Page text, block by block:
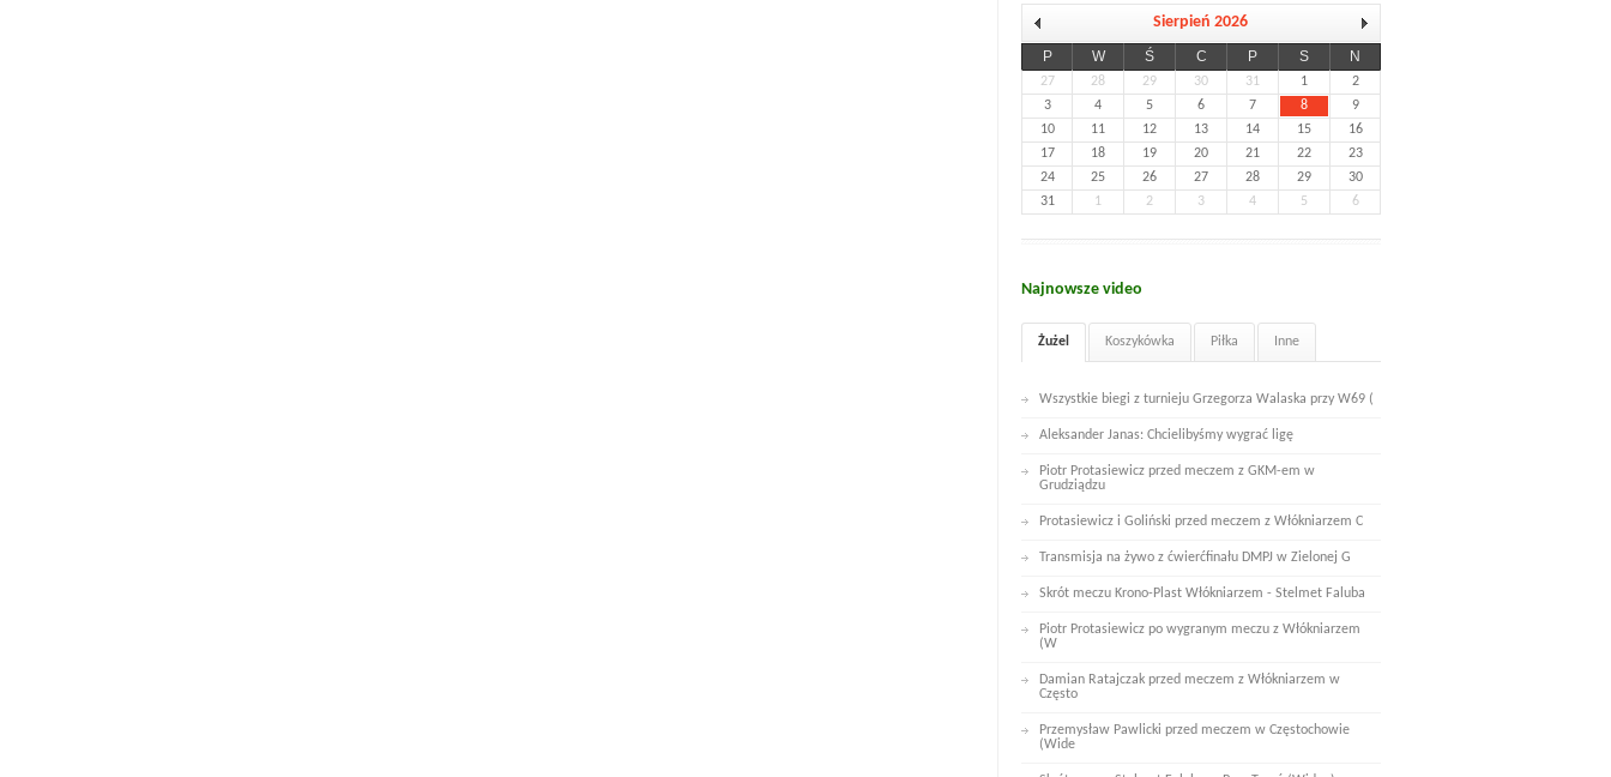
Sierpień 2026
P W Ś C P S N
27 28 29 30 31 1
2
3
4 5 6 7 8
9
10
11 12 13 14 15
16
17
18 19 20 21 22
23
24
25 26 27 28 29
30
31
1 2 3 4 5 6
Najnowsze video
Żużel Koszykówka Piłka Inne
Wszystkie biegi z turnieju Grzegorza Walaska przy W69 (
Aleksander Janas: Chcielibyśmy wygrać ligę
Piotr Protasiewicz przed meczem z GKM-em w
Grudziądzu
Protasiewicz i Goliński przed meczem z Włókniarzem C
Transmisja na żywo z ćwierćfinału DMPJ w Zielonej G
Skrót meczu Krono-Plast Włókniarzem - Stelmet Faluba
Piotr Protasiewicz po wygranym meczu z Włókniarzem
(W
Damian Ratajczak przed meczem z Włókniarzem w
Często
Przemysław Pawlicki przed meczem w Częstochowie
(Wide